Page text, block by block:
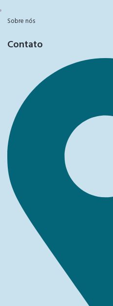
Sobre nós
Contato